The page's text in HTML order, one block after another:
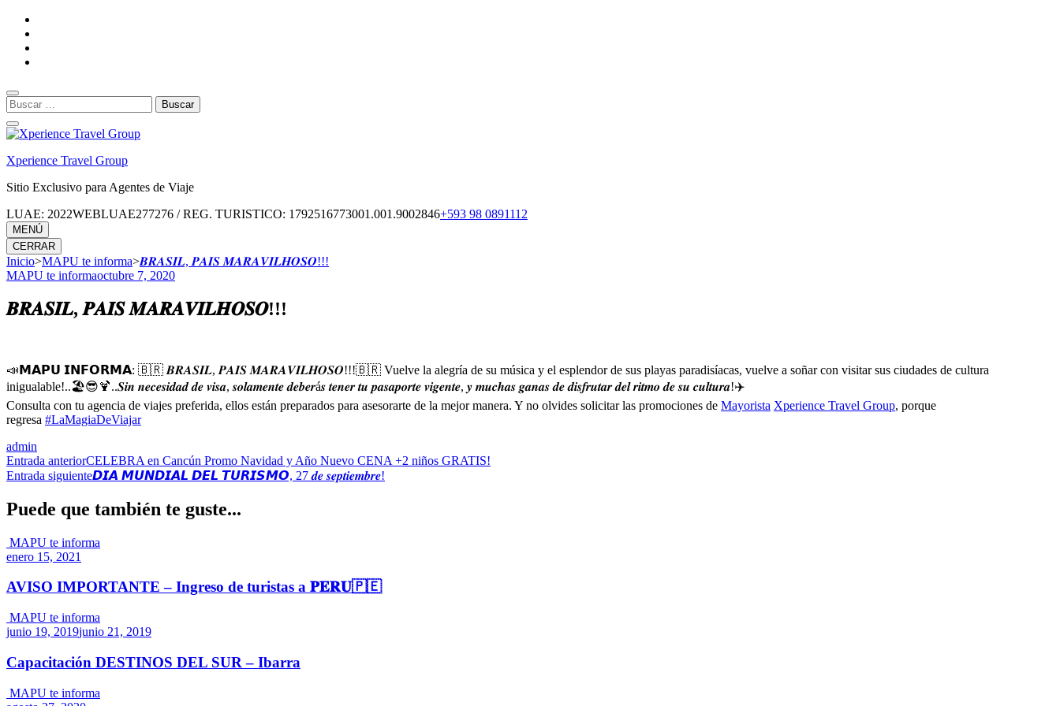
Saltar
contenido
(presiona
tecla
Intro)
Buscar:
Xperience Travel Group
Sitio Exclusivo para Agentes de Viaje
LUAE: 2022WEBLUAE277276 / REG. TURISTICO: 1792516773001.001.9002846+593 98 0891112
MENÚ
CERRAR
Inicio>MAPU te informa>𝑩𝑹𝑨𝑺𝑰𝑳, 𝑷𝑨𝑰𝑺 𝑴𝑨𝑹𝑨𝑽𝑰𝑳𝑯𝑶𝑺𝑶!!!
MAPU te informaoctubre 7, 2020
𝑩𝑹𝑨𝑺𝑰𝑳, 𝑷𝑨𝑰𝑺 𝑴𝑨𝑹𝑨𝑽𝑰𝑳𝑯𝑶𝑺𝑶!!!
📣 𝗠𝗔𝗣𝗨 𝗜𝗡𝗙𝗢𝗥𝗠𝗔: 🇧🇷 𝑩𝑹𝑨𝑺𝑰𝑳, 𝑷𝑨𝑰𝑺 𝑴𝑨𝑹𝑨𝑽𝑰𝑳𝑯𝑶𝑺𝑶!!!🇧🇷 Vuelve la alegría de su música y el esplendor de sus playas paradisíacas, vuelve a soñar con visitar sus ciudades de cultura
inigualable!..🏖😎🍹..𝑺𝒊𝒏 𝒏𝒆𝒄𝒆𝒔𝒊𝒅𝒂𝒅 𝒅𝒆 𝒗𝒊𝒔𝒂, 𝒔𝒐𝒍𝒂𝒎𝒆𝒏𝒕𝒆 𝒅𝒆𝒃𝒆𝒓á𝒔 𝒕𝒆𝒏𝒆𝒓 𝒕𝒖 𝒑𝒂𝒔𝒂𝒑𝒐𝒓𝒕𝒆 𝒗𝒊𝒈𝒆𝒏𝒕𝒆, 𝒚 𝒎𝒖𝒄𝒉𝒂𝒔 𝒈𝒂𝒏𝒂𝒔 𝒅𝒆 𝒅𝒊𝒔𝒇𝒓𝒖𝒕𝒂𝒓 𝒅𝒆𝒍 𝒓𝒊𝒕𝒎𝒐 𝒅𝒆 𝒔𝒖 𝒄𝒖𝒍𝒕𝒖𝒓𝒂!✈️
Consulta con tu agencia de viajes preferida, ellos están preparados para asesorarte de la mejor manera. Y no olvides solicitar las promociones de Mayorista Xperience Travel Group, porque
regresa #LaMagiaDeViajar
admin
Navegación
de
las
Entrada anteriorCELEBRA en Cancún Promo Navidad y Año Nuevo CENA +2 niños GRATIS!
Entrada siguiente𝘿𝙄𝘼 𝙈𝙐𝙉𝘿𝙄𝘼𝙇 𝘿𝙀𝙇 𝙏𝙐𝙍𝙄𝙎𝙈𝙊, 27 𝒅𝒆 𝒔𝒆𝒑𝒕𝒊𝒆𝒎𝒃𝒓𝒆!
Puede que también te guste...
MAPU te informa
enero 15, 2021
AVISO IMPORTANTE – Ingreso de turistas a 𝐏𝐄𝐑𝐔🇵🇪
MAPU te informa
junio 19, 2019junio 21, 2019
Capacitación DESTINOS DEL SUR – Ibarra
MAPU te informa